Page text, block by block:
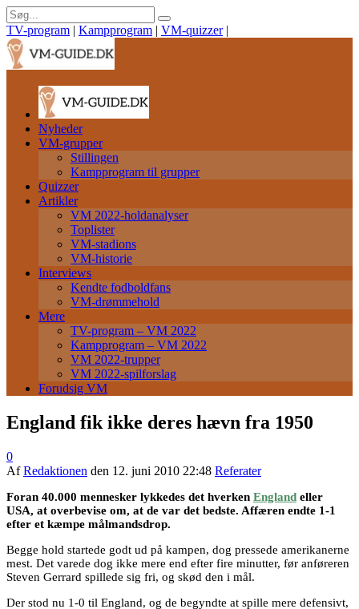
TV-program | Kampprogram | VM-quizzer |
Nyheder
VM-grupper
Stillingen
Kampprogram til grupper
Quizzer
Artikler
VM 2022-holdanalyser
Toplister
VM-stadions
VM-historie
Interviews
Kendte fodboldfans
VM-drømmehold
Mere
TV-program – VM 2022
Kampprogram – VM 2022
VM 2022-trupper
VM 2022-spilforslag
Forudsig VM
England fik ikke deres hævn fra 1950
0
AfRedaktionen den 12. juni 2010 22:48 Referater
Foran 40.000 mennesker lykkedes det hverken England eller
USA, at overbevise om, at de var det bedste. Affæren endte 1-1
efter et kæmpe målmandsdrop.
Begge hold startede godt ud på kampen, dog pressede amerikanerne
mest. Det varede dog ikke mere end efter fire minutter, før anføreren
Steven Gerrard spillede sig fri, og skød den i mål.
Der stod nu 1-0 til England, og de begyndte at spille mere defensivt,